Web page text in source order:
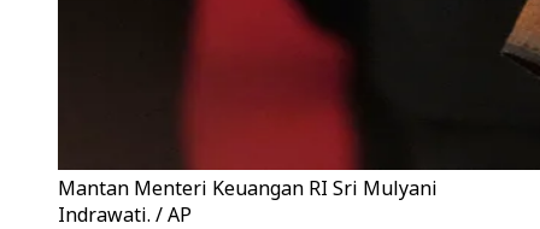
Mantan Menteri Keuangan RI Sri Mulyani
Indrawati. / AP